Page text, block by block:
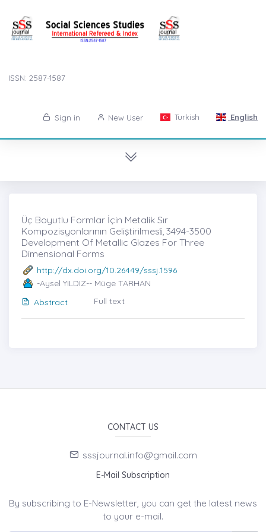
ISSN: 2587-1587
Sign in New User Turkish English
Üç Boyutlu Formlar İçin Metalik Sır
Kompozisyonlarının Geliştirilmesi̇, 3494-3500
Development Of Metallic Glazes For Three
Dimensional Forms
http://dx.doi.org/10.26449/sssj.1596
-Aysel YILDIZ-- Müge TARHAN
Abstract
Full text
CONTACT US
sssjournal.info@gmail.com
E-Mail Subscription
By subscribing to E-Newsletter, you can get the latest news
to your e-mail.